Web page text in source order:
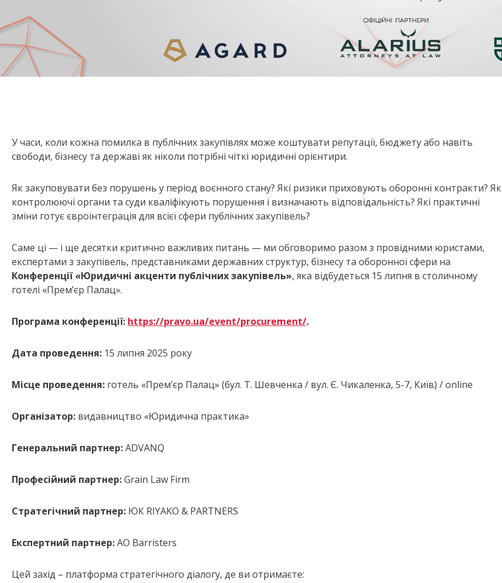
У часи, коли кожна помилка в публічних закупівлях може коштувати репутації, бюджету або навіть
свободи, бізнесу та державі як ніколи потрібні чіткі юридичні орієнтири.
Як закуповувати без порушень у період воєнного стану? Які ризики приховують оборонні контракти? Як
контролюючі органи та суди кваліфікують порушення і визначають відповідальність? Які практичні
зміни готує євроінтеграція для всієї сфери публічних закупівель?
Саме ці — і ще десятки критично важливих питань — ми обговоримо разом з провідними юристами,
експертами з закупівель, представниками державних структур, бізнесу та оборонної сфери на
Конференції «Юридичні акценти публічних закупівель», яка відбудеться 15 липня в столичному
готелі «Прем’єр Палац».
Програма конференції: https://pravo.ua/event/procurement/.
Дата проведення: 15 липня 2025 року
Місце проведення: готель «Прем’єр Палац» (бул. Т. Шевченка / вул. Є. Чикаленка, 5-7, Київ) / online
Організатор: видавництво «Юридична практика»
Генеральний партнер:ADVANQ
Професійний партнер:Grain Law Firm
Стратегічний партнер: ЮК RIYAKO & PARTNERS
Експертний партнер:АО Barristers
Цей захід – платформа стратегічного діалогу, де ви отримаєте: